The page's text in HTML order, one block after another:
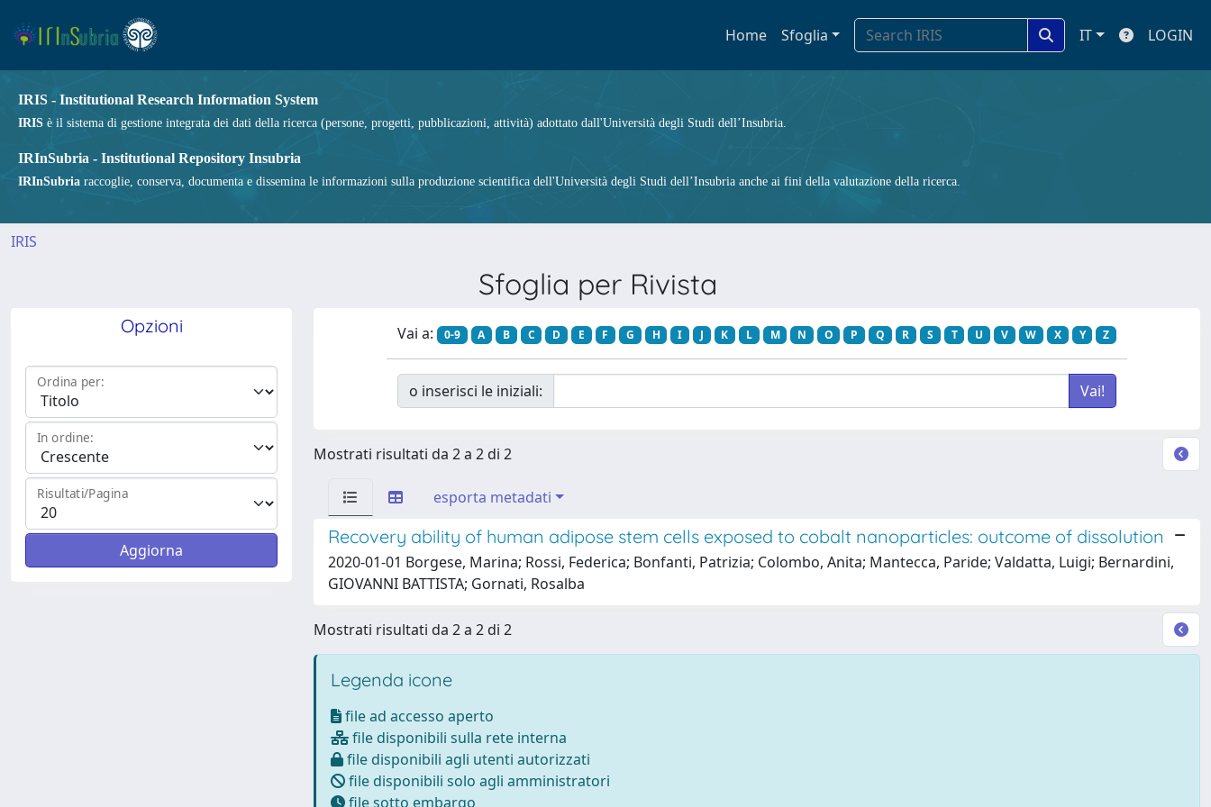
Home Sfoglia IT LOGIN
IRIS - Institutional Research Information System
IRIS è il sistema di gestione integrata dei dati della ricerca (persone, progetti, pubblicazioni, attività) adottato dall'Università degli Studi dell’Insubria.
IRInSubria - Institutional Repository Insubria
IRInSubria raccoglie, conserva, documenta e dissemina le informazioni sulla produzione scientifica dell'Università degli Studi dell’Insubria anche ai fini della valutazione della ricerca.
IRIS
Sfoglia per Rivista
Opzioni
Ordina per:
In ordine:
Risultati/Pagina
Vai a: 0-9 A B C D E F G H I J K L M N O P Q R S T U V W X Y Z
o inserisci le iniziali:
Mostrati risultati da 2 a 2 di 2
esporta metadati
Recovery ability of human adipose stem cells exposed to cobalt nanoparticles: outcome of dissolution
2020-01-01 Borgese, Marina; Rossi, Federica; Bonfanti, Patrizia; Colombo, Anita; Mantecca, Paride; Valdatta, Luigi; Bernardini,
GIOVANNI BATTISTA; Gornati, Rosalba
Mostrati risultati da 2 a 2 di 2
Legenda icone
file ad accesso aperto
file disponibili sulla rete interna
file disponibili agli utenti autorizzati
file disponibili solo agli amministratori
file sotto embargo